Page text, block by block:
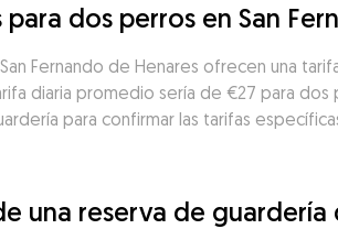
dos perros en San
Fernando de Henares ofrecen una
diaria promedio sería de €27 para
para confirmar las tarifas
una reserva de guardería